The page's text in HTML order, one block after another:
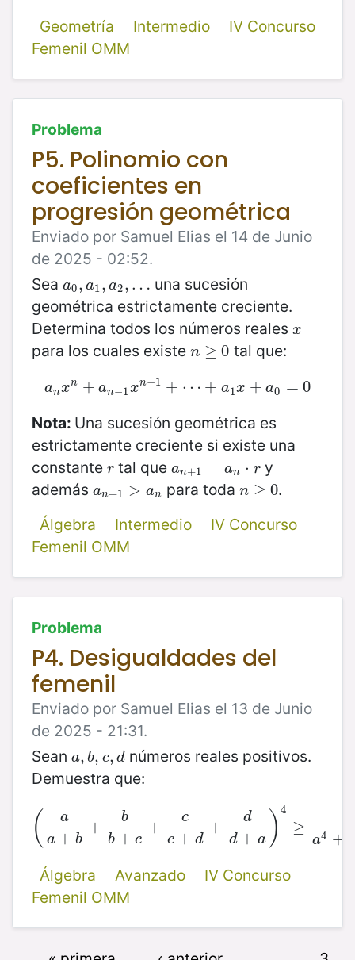
Geometría Intermedio
IV Concurso
Femenil OMM
Problema
P5. Polinomio con
coeficientes en
progresión geométrica
Enviado por Samuel Elias el 14 de Junio
de 2025 - 02:52.
Sea a0, a1, a2, …
a0,a1 ,a2,…
una sucesión
geométrica estrictamente creciente.
Determina todos los números reales x
x
para los cuales existe n ≥ 0
n≥0 tal que:
anxn + an−1xn−1 + ⋯ + a1x + a0 = 0
anxn+an−1xn −1 + ⋯+a1x+ a0=0
Nota: Una sucesión geométrica es
estrictamente creciente si existe una
constante r
r tal quean+1 = an ⋅ r
an+1 =an⋅r
y
además an+1 > an
an+1 >an para toda n ≥ 0
n≥0
.
Álgebra
Intermedio
IV Concurso
Femenil OMM
Problema
P4. Desigualdades del
femenil
Enviado por Samuel Elias el 13 de Junio
de 2025 - 21:31.
Sean a, b, c, d
a,b,c,d números reales positivos.
Demuestra que:
(
a
a + b
+
b
b + c
+
c
c + d
+
d
d + a ) 4
≥
a4 +
(aa+b+bb+c+ cc +d+d d+ a)4≥64 bc da4+
Álgebra Avanzado
IV Concurso
Femenil OMM